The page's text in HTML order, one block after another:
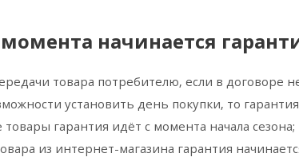
начинается
товара потребителю, если в договоре
установить день покупки, то
гарантия идёт с момента начала сезона;
из интернет-магазина гарантия